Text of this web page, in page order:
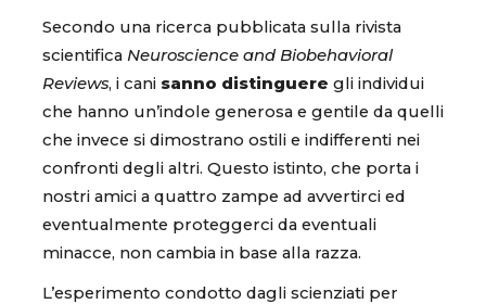
Secondo una ricerca pubblicata sulla rivista
scientifica Neuroscience and Biobehavioral
Reviews, i cani sanno distinguere gli individui
che hanno un’indole generosa e gentile da quelli
che invece si dimostrano ostili e indifferenti nei
confronti degli altri. Questo istinto, che porta i
nostri amici a quattro zampe ad avvertirci ed
eventualmente proteggerci da eventuali
minacce, non cambia in base alla razza.
L’esperimento condotto dagli scienziati per